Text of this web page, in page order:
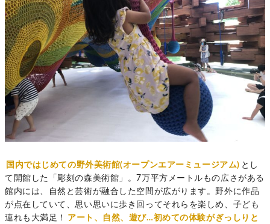
国内ではじめての野外美術館(オープンエアーミュージアム) とし
て開館した「彫刻の森美術館」。7万平方メートルもの広さがある
館内には、自然と芸術が融合した空間が広がります。野外に作品
が点在していて、思い思いに歩き回ってそれらを楽しめ、子ども
連れも大満足！
アート、自然、遊び…初めての体験がぎっしりと